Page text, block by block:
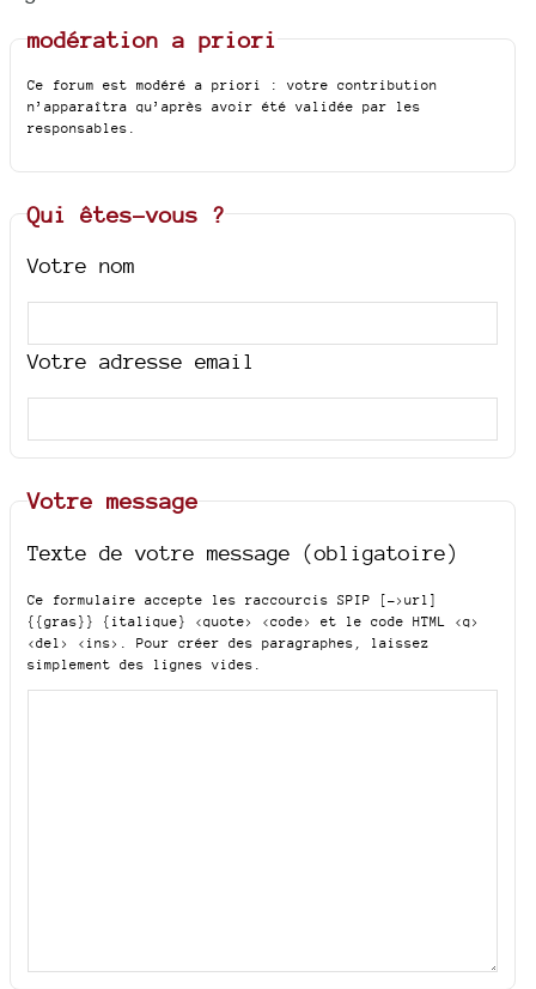
modération a priori
Ce forum est modéré a priori : votre contribution
n’apparaîtra qu’après avoir été validée par les
responsables.
Qui êtes-vous ?
Votre nom
Votre adresse email
Votre message
Texte de votre message (obligatoire)
Ce formulaire accepte les raccourcis SPIP
[->url]
{{gras}} {italique} <quote> <code>
et le code HTML <q>
<del> <ins>
. Pour créer des paragraphes, laissez
simplement des lignes vides.